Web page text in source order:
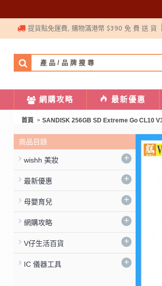
提貨點免運費, 購物滿港幣 $390 免 費 送 貨
網購攻略 最新優惠
首頁 SANDISK 256GB SD Extreme Go CL10
商品目錄
wishh 美妝 +
最新優惠 +
母嬰育兒 +
網購攻略 +
V仔生活百貨 +
IC 儀器工具 +